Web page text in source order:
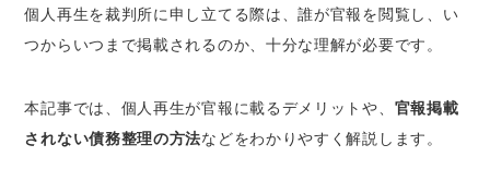
一定期間信用情報機関のブラックリストにも
載る
特定の業種にチェックされている
闇金の誘惑に負ける恐れがある
個人再生を裁判所に申し立てる際は、誰が官報を閲覧し、い
つからいつまで掲載されるのか、十分な理解が必要です。
本記事では、個人再生が官報に載るデメリットや、 官報掲載
されない債務整理の方法などをわかりやすく解説します。